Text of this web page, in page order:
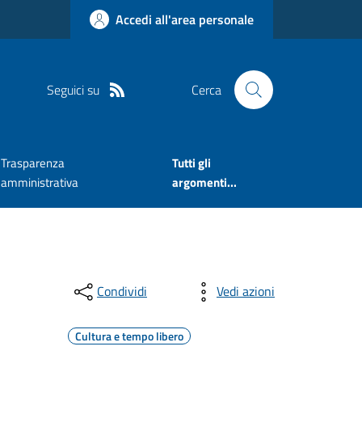
Accedi all'area personale
Seguici su Cerca
Trasparenza
amministrativa
Tutti gli
argomenti...
Condividi Vedi azioni
Cultura e tempo libero